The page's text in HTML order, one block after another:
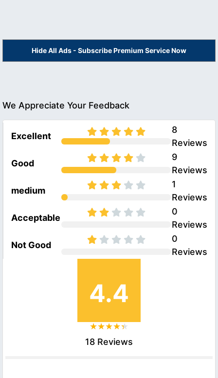
Hide All Ads - Subscribe Premium Service Now
We Appreciate Your Feedback
Excellent
8
Reviews
Good
9
Reviews
medium
1
Reviews
Acceptable
0
Reviews
Not Good
0
Reviews
4.4
18 Reviews